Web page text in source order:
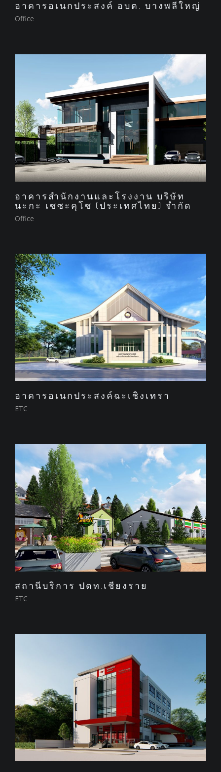
อาคารอเนกประสงค์ อบต. บางพลีใหญ่
Office
อาคารสำนักงานและโรงงาน บริษัท
นะกะ เซซะคุโซ (ประเทศไทย) จำกัด
Office
อาคารอเนกประสงค์ฉะเชิงเทรา
ETC
สถานีบริการ ปตท.เชียงราย
ETC